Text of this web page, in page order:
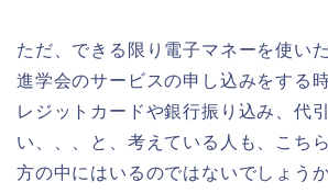
ただ、できる限り電子マネーを使い
進学会のサービスの申し込みをする
レジットカードや銀行振り込み、代
い、、、と、考えている人も、こち
方の中にはいるのではないでしょう